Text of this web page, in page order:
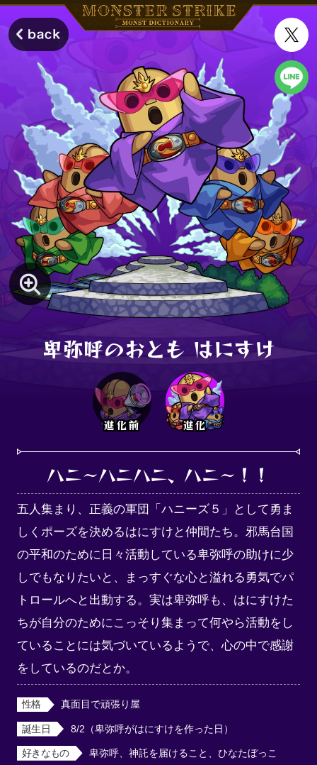
卑弥呼のおとも はにすけ
進化前 進化
ハニ～ハニハニ、ハニ～！！
五人集まり、正義の軍団「ハニーズ５」として勇ま
しくポーズを決めるはにすけと仲間たち。邪馬台国
の平和のために日々活動している卑弥呼の助けに少
しでもなりたいと、まっすぐな心と溢れる勇気でパ
トロールへと出動する。実は卑弥呼も、はにすけた
ちが自分のためにこっそり集まって何やら活動をし
ていることには気づいているようで、心の中で感謝
をしているのだとか。
性格 真面目で頑張り屋
誕生日 8/2（卑弥呼がはにすけを作った日）
好きなもの 卑弥呼、神託を届けること、ひなたぼっこ